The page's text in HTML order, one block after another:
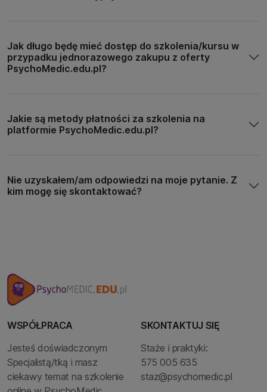
Jak długo będę mieć dostęp do szkolenia/kursu w
przypadku jednorazowego zakupu z oferty
PsychoMedic.edu.pl?
Jakie są metody płatności za szkolenia na
platformie PsychoMedic.edu.pl?
Nie uzyskałem/am odpowiedzi na moje pytanie. Z
kim mogę się skontaktować?
WSPÓŁPRACA
Jesteś doświadczonym
Specjalistą/tką i masz
ciekawy temat na szkolenie
SKONTAKTUJ SIĘ
Staże i praktyki:
575 005 635
staz@psychomedic.pl